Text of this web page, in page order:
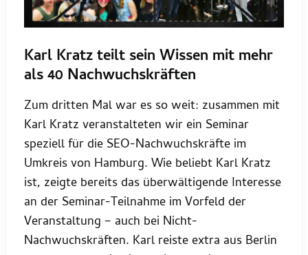
Karl Kratz teilt sein Wissen mit mehr
als 40 Nachwuchskräften
Zum dritten Mal war es so weit: zusammen mit
Karl Kratz veranstalteten wir ein Seminar
speziell für die SEO-Nachwuchskräfte im
Umkreis von Hamburg. Wie beliebt Karl Kratz
ist, zeigte bereits das überwältigende Interesse
an der Seminar-Teilnahme im Vorfeld der
Veranstaltung – auch bei Nicht-
Nachwuchskräften. Karl reiste extra aus Berlin